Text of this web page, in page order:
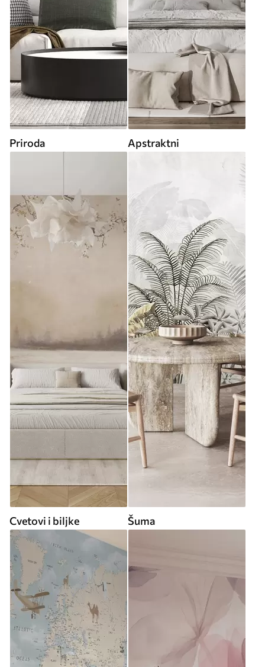
Priroda Apstraktni
Cvetovi i biljke Šuma